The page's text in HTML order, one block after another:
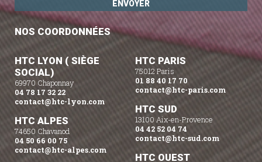
NOS COORDONNÉES
HTC LYON ( SIÈGE
SOCIAL)
69970 Chaponnay
04 78 17 32 22
contact@htc-lyon.com
HTC ALPES
74650 Chavanod
04 50 66 00 75
contact@htc-alpes.com
HTC PARIS
75012 Paris
01 88 40 17 70
contact@htc-paris.com
HTC SUD
13100 Aix-en-Provence
04 42 52 04 74
contact@htc-sud.com
HTC OUEST